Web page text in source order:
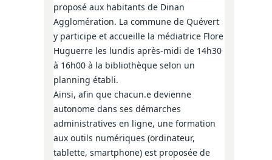
proposé aux habitants de Dinan
Agglomération. La commune de Quévert
y participe et accueille la médiatrice Flore
Huguerre les lundis après-midi de 14h30
à 16h00 à la bibliothèque selon un
planning établi.
Ainsi, afin que chacun.e devienne
autonome dans ses démarches
administratives en ligne, une formation
aux outils numériques (ordinateur,
tablette, smartphone) est proposée de